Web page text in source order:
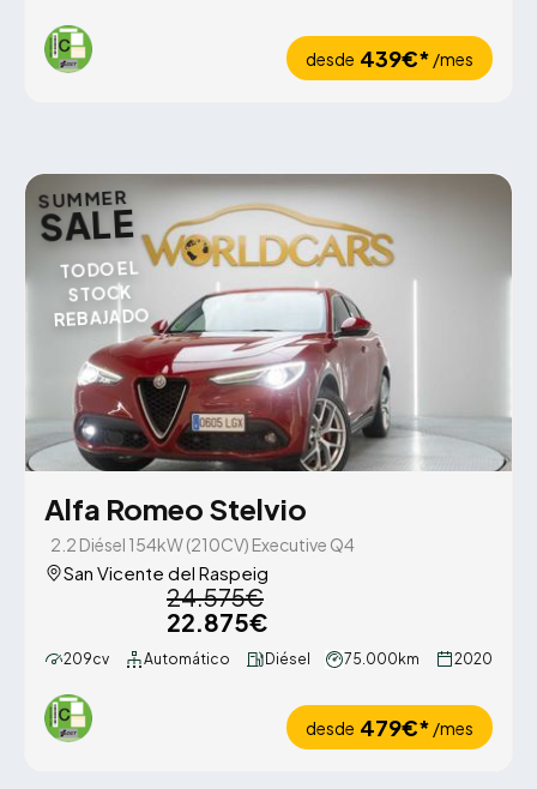
desde 439€* /mes
SUMMER
SALE
TODO EL
STOCK
REBAJADO
Alfa Romeo Stelvio
2.2 Diésel 154kW (210CV) Executive Q4
San Vicente del Raspeig
24.575€
22.875€
209cv Automático Diésel 75.000km 2020
desde 479€* /mes